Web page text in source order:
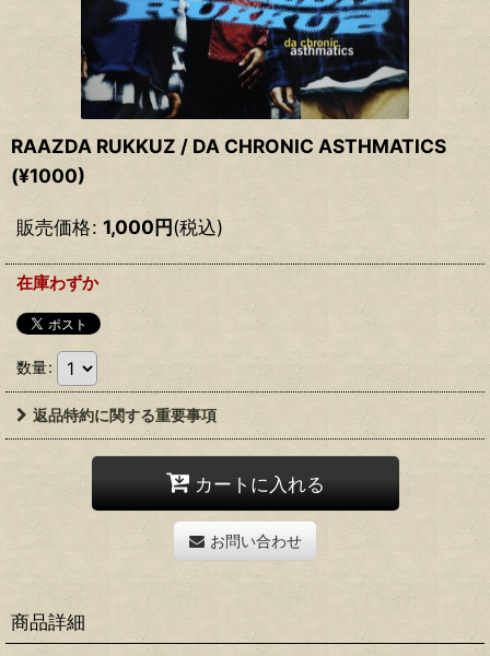
RAAZDA RUKKUZ / DA CHRONIC ASTHMATICS
(¥1000)
販売価格: 1,000円(税込)
在庫わずか
数量:
返品特約に関する重要事項
カートに入れる
お問い合わせ
商品詳細